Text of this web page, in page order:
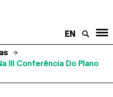
EN
III Conferência Do Plano